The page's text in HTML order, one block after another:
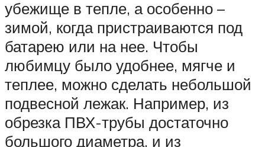
убежище в тепле, а особенно –
зимой, когда пристраиваются под
батарею или на нее. Чтобы
любимцу было удобнее, мягче и
теплее, можно сделать небольшой
подвесной лежак. Например, из
обрезка ПВХ-трубы достаточно
большого диаметра, и из